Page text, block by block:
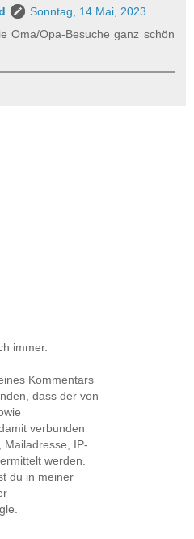
Sonntag, 14 Mai, 2023
Oma/Opa-Besuche ganz schön
immer.
Kommentars
dass der von
verbunden
Mailadresse, IP-
werden.
du in meiner